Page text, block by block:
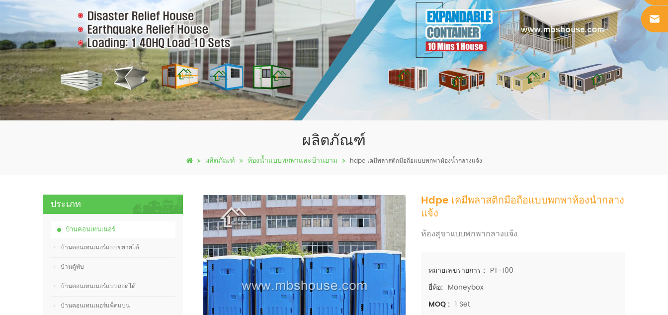
ผลิตภัณฑ์
ผลิตภัณฑ์ ห้องน้ำแบบพกพาและบ้านยาม hdpe เคมีพลาสติกมือถือแบบพกพาห้องน้ำกลางแจ้ง
ประเภท
บ้านคอนเทนเนอร์
บ้านคอนเทนเนอร์แบบขยายได้
บ้านตู้พับ
บ้านคอนเทนเนอร์แบบถอดได้
บ้านคอนเทนเนอร์แพ็คแบน
Hdpe เคมีพลาสติกมือถือแบบพกพาห้องน้ำกลาง
แจ้ง
ห้องสุขาแบบพกพากลางแจ้ง
หมายเลขรายการ : PT-100
ยี่ห้อ: Moneybox
MOQ : 1 Set
0106756
+861862
mbshou